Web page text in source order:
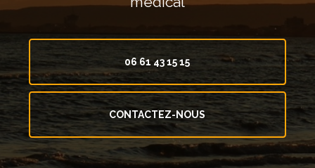
06 61 43 15 15
CONTACTEZ-NOUS